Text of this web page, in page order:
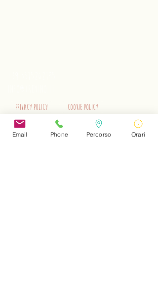
Privacy Policy Cookie Policy
EN Privacy Policy EN Cookie Policy
Email Phone Percorso Orari